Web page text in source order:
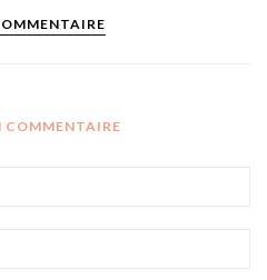
COMMENTAIRE